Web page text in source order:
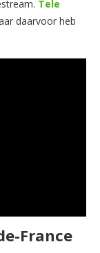
Tele
daarvoor heb
France